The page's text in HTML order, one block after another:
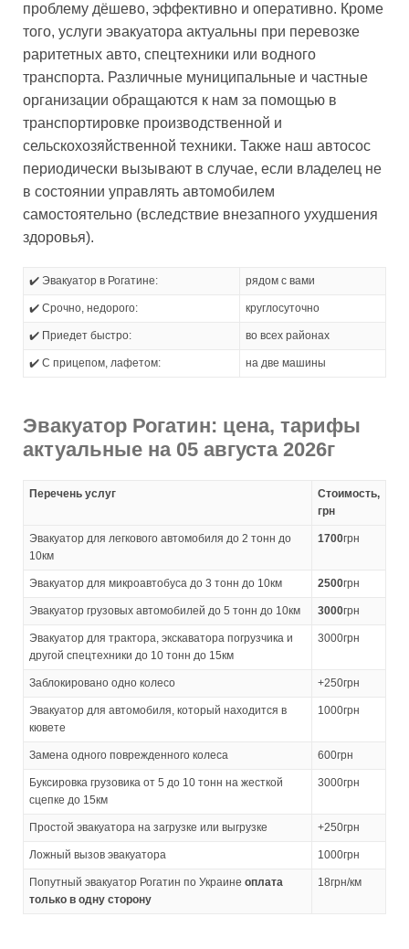
проблему дёшево, эффективно и оперативно. Кроме
того, услуги эвакуатора актуальны при перевозке
раритетных авто, спецтехники или водного
транспорта. Различные муниципальные и частные
организации обращаются к нам за помощью в
транспортировке производственной и
сельскохозяйственной техники. Также наш автосос
периодически вызывают в случае, если владелец не
в состоянии управлять автомобилем
самостоятельно (вследствие внезапного ухудшения
здоровья).
✔️ Эвакуатор в Рогатине: рядом с вами
✔️ Срочно, недорого: круглосуточно
✔️ Приедет быстро: во всех районах
✔️ С прицепом, лафетом: на две машины
Эвакуатор Рогатин: цена, тарифы
актуальные на 05 августа 2026г
Перечень услуг
Стоимость,
грн
Эвакуатор для легкового автомобиля до 2 тонн до
10км
1700грн
Эвакуатор для микроавтобуса до 3 тонн до 10км 2500грн
Эвакуатор грузовых автомобилей до 5 тонн до 10км 3000грн
Эвакуатор для трактора, экскаватора погрузчика и
другой спецтехники до 10 тонн до 15км
3000грн
Заблокировано одно колесо +250грн
Эвакуатор для автомобиля, который находится в
кювете
1000грн
Замена одного поврежденного колеса 600грн
Буксировка грузовика от 5 до 10 тонн на жесткой
сцепке до 15км
3000грн
Простой эвакуатора на загрузке или выгрузке +250грн
Ложный вызов эвакуатора 1000грн
Попутный эвакуатор Рогатин по Украине оплата
только в одну сторону
18грн/км